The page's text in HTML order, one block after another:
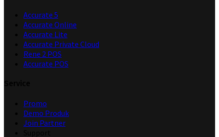
Accurate 5
Accurate Online
Accurate Lite
Accurate Private Cloud
Rene 2 POS
Accurate POS
Promo
Demo Produk
Join Partner